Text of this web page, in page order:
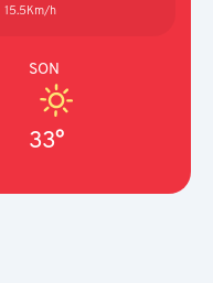
15.5Km/h
SON
33°